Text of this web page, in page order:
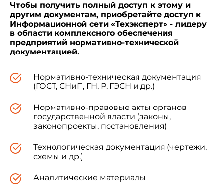
Чтобы получить полный доступ к этому и
другим документам, приобретайте доступ к
Информационной сети «Техэксперт» - лидеру
в области комплексного обеспечения
предприятий нормативно-технической
документацией.
Нормативно-техническая документация
(ГОСТ, СНиП, ГН, Р, ГЭСН и др.)
Нормативно-правовые акты органов
государственной власти (законы,
законопроекты, постановления)
Технологическая документация (чертежи,
схемы и др.)
Аналитические материалы